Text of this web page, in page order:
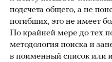
подсчета общего, а не
погибших, это не имеет
По крайней мере до тех
методология поиска и
в поименный список или